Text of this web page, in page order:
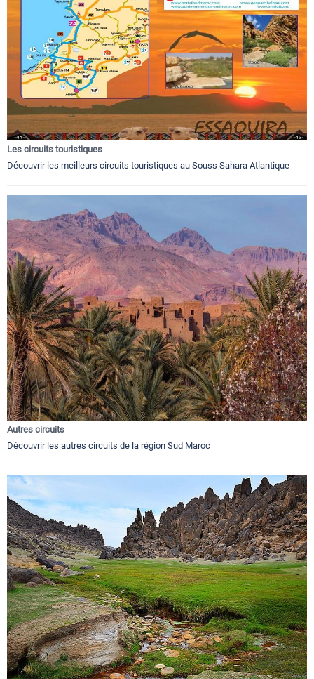
Les circuits touristiques
Découvrir les meilleurs circuits touristiques au Souss Sahara Atlantique
Autres circuits
Découvrir les autres circuits de la région Sud Maroc